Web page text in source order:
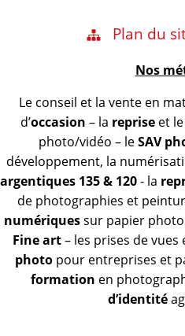
Plan du
Nos
Le conseil et la vente en
d’occasion – la reprise et le
photo/vidéo – leSAV
développement, la
argentiques 135 & 120- la
de photographies et
numériquessur papier
Fine art– les prises de vues
photo pour entreprises et
formation en
d’identité